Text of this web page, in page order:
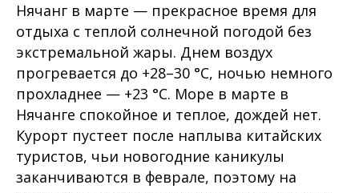
Нячанг в марте — прекрасное время для
отдыха с теплой солнечной погодой без
экстремальной жары. Днем воздух
прогревается до +28–30 °C, ночью немного
прохладнее — +23 °C. Море в марте в
Нячанге спокойное и теплое, дождей нет.
Курорт пустеет после наплыва китайских
туристов, чьи новогодние каникулы
заканчиваются в феврале, поэтому на